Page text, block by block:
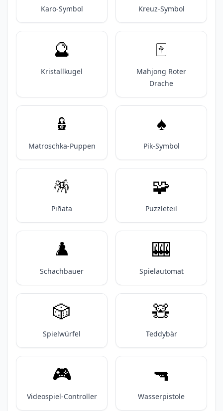
Karo-Symbol Kreuz-Symbol
🔮
Kristallkugel
🀄️
Mahjong Roter
Drache
🪆
Matroschka-Puppen
♠️
Pik-Symbol
🪅
Piñata
🧩
Puzzleteil
♟️
Schachbauer
🎰
Spielautomat
🎲
Spielwürfel
🧸
Teddybär
🎮️
Videospiel-Controller
🔫
Wasserpistole